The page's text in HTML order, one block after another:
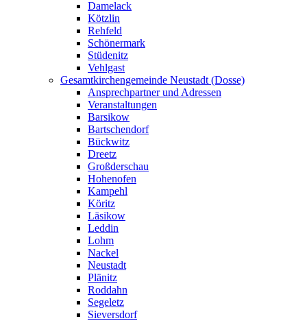
Damelack
Kötzlin
Rehfeld
Schönermark
Stüdenitz
Vehlgast
Gesamtkirchengemeinde Neustadt (Dosse)
Ansprechpartner und Adressen
Veranstaltungen
Barsikow
Bartschendorf
Bückwitz
Dreetz
Großderschau
Hohenofen
Kampehl
Köritz
Läsikow
Leddin
Lohm
Nackel
Neustadt
Plänitz
Roddahn
Segeletz
Sieversdorf